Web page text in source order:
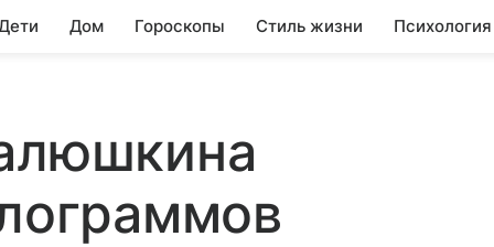
Дом Гороскопы Стиль жизни Психология